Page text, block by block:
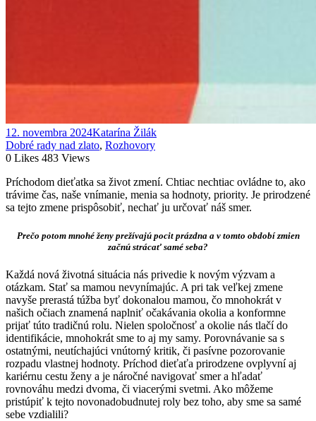
12. novembra 2024Katarína Žilák
Dobré rady nad zlato, Rozhovory
0 Likes 483 Views
Príchodom dieťatka sa život zmení. Chtiac nechtiac ovládne to, ako
trávime čas, naše vnímanie, menia sa hodnoty, priority. Je prirodzené
sa tejto zmene prispôsobiť, nechať ju určovať náš smer.
Prečo potom mnohé ženy prežívajú pocit prázdna a v tomto období zmien
začnú strácať samé seba?
Každá nová životná situácia nás privedie k novým výzvam a
otázkam. Stať sa mamou nevynímajúc. A pri tak veľkej zmene
navyše prerastá túžba byť dokonalou mamou, čo mnohokrát v
našich očiach znamená naplniť očakávania okolia a konformne
prijať túto tradičnú rolu. Nielen spoločnosť a okolie nás tlačí do
identifikácie, mnohokrát sme to aj my samy. Porovnávanie sa s
ostatnými, neutíchajúci vnútorný kritik, či pasívne pozorovanie
rozpadu vlastnej hodnoty. Príchod dieťaťa prirodzene ovplyvní aj
kariérnu cestu ženy a je náročné navigovať smer a hľadať
rovnováhu medzi dvoma, či viacerými svetmi. Ako môžeme
pristúpiť k tejto novonadobudnutej roly bez toho, aby sme sa samé
sebe vzdialili?